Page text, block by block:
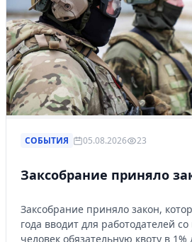
СОБЫТИЯ 05.08.2026 23
Заксобрание приняло
Заксобрание приняло закон,
года вводит для работодателей
человек обязательную квоту в 1%